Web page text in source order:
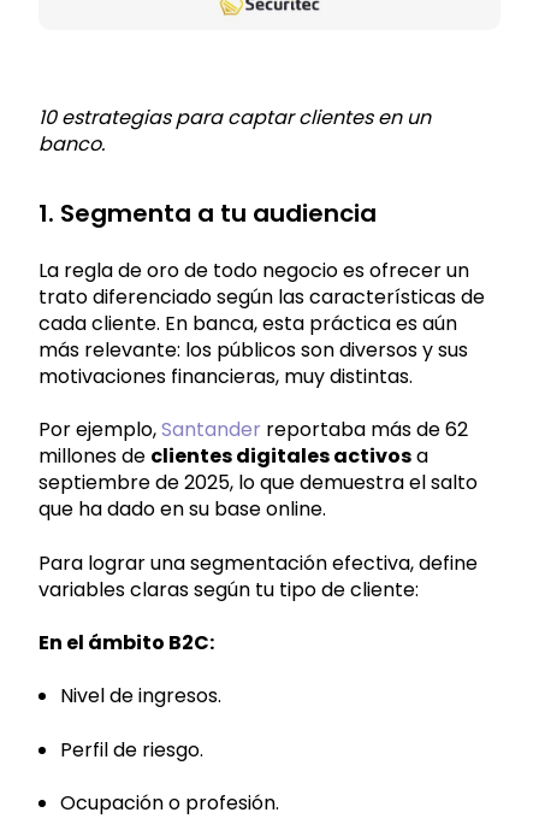
10 estrategias para captar clientes en un
banco.
1. Segmenta a tu audiencia
La regla de oro de todo negocio es ofrecer un
trato diferenciado según las características de
cada cliente. En banca, esta práctica es aún
más relevante: los públicos son diversos y sus
motivaciones financieras, muy distintas.
Por ejemplo,Santander reportaba más de 62
millones de clientes digitales activosa
septiembre de 2025, lo que demuestra el salto
que ha dado en su base online.
Para lograr una segmentación efectiva, define
variables claras según tu tipo de cliente:
En el ámbito B2C:
Nivel de ingresos.
Perfil de riesgo.
Ocupación o profesión.